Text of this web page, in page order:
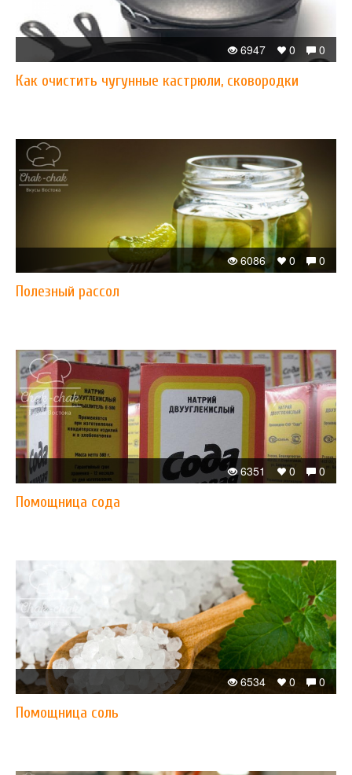
0
0
6947
Как очистить чугунные кастрюли, сковородки
0
0
6086
Полезный рассол
0
0
6351
Помощница сода
0
0
6534
Помощница соль